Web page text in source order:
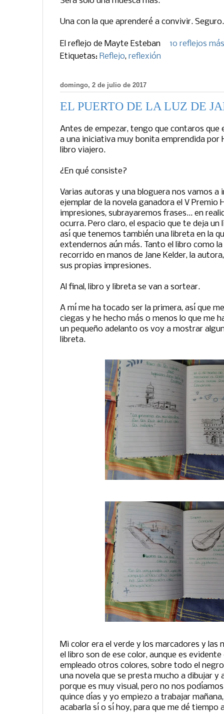
Una con la que aprenderé a convivir. Seguro.
El reflejo de Mayte Esteban
10 reflejos más
Etiquetas: Reflejo, reflexión
domingo, 2 de julio de 2017
EL PUERTO DE LA LUZ DE
Antes de empezar, tengo que contaros que
a una iniciativa muy bonita emprendida por
libro viajero.
¿En qué consiste?
Varias autoras y una bloguera nos vamos a
ejemplar de la novela ganadora el V Premio
impresiones, subrayaremos frases... en
ocurra. Pero claro, el espacio que te deja un
así que tenemos también una libreta en la
extendernos aún más. Tanto el libro como
recorrido en manos de Jane Kelder, la
sus propias impresiones.
Al final, libro y libreta se van a sortear.
A mí me ha tocado ser la primera, así que
ciegas y he hecho más o menos lo que me
un pequeño adelanto os voy a mostrar
libreta.
Mi color era el verde y los marcadores y las
el libro son de ese color, aunque es
empleado otros colores, sobre todo el
una novela que se presta mucho a dibujar y
porque es muy visual, pero no nos
quince días y yo empiezo a trabajar
acabarla sí o sí hoy, para que me dé tiempo